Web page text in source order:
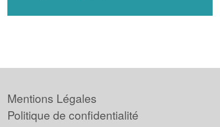
Mentions Légales
Politique de confidentialité